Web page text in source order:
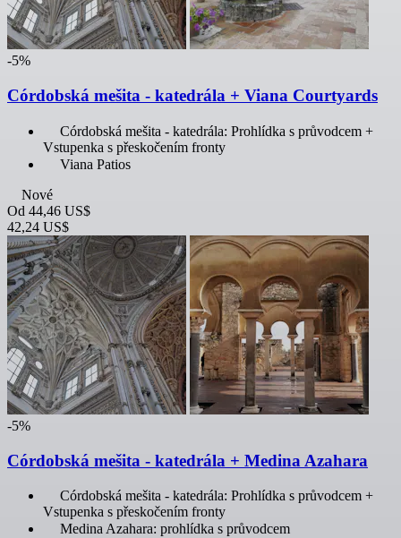
-5%
Córdobská mešita - katedrála + Viana Courtyards
Córdobská mešita - katedrála: Prohlídka s průvodcem +
Vstupenka s přeskočením fronty
Viana Patios
Nové
Od 44,46 US$
42,24 US$
-5%
Córdobská mešita - katedrála + Medina Azahara
Córdobská mešita - katedrála: Prohlídka s průvodcem +
Vstupenka s přeskočením fronty
Medina Azahara: prohlídka s průvodcem